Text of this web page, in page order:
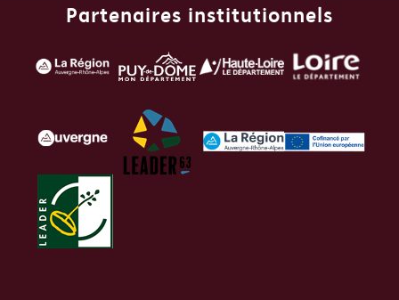
Partenaires institutionnels